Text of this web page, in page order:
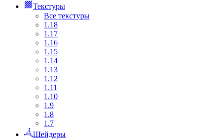
Текстуры
Все текстуры
1.18
1.17
1.16
1.15
1.14
1.13
1.12
1.11
1.10
1.9
1.8
1.7
Шейдеры